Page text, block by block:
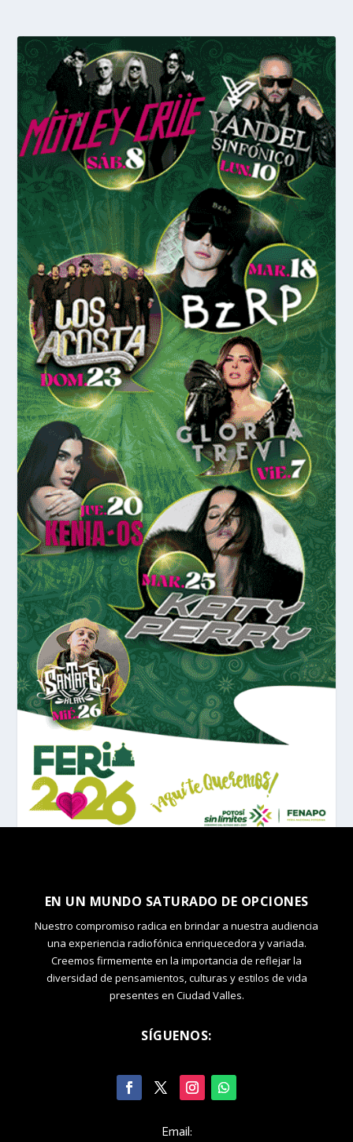
EN UN MUNDO SATURADO DE OPCIONES
Nuestro compromiso radica en brindar a nuestra audiencia
una experiencia radiofónica enriquecedora y variada.
Creemos firmemente en la importancia de reflejar la
diversidad de pensamientos, culturas y estilos de vida
presentes en Ciudad Valles.
SÍGUENOS:
Email: